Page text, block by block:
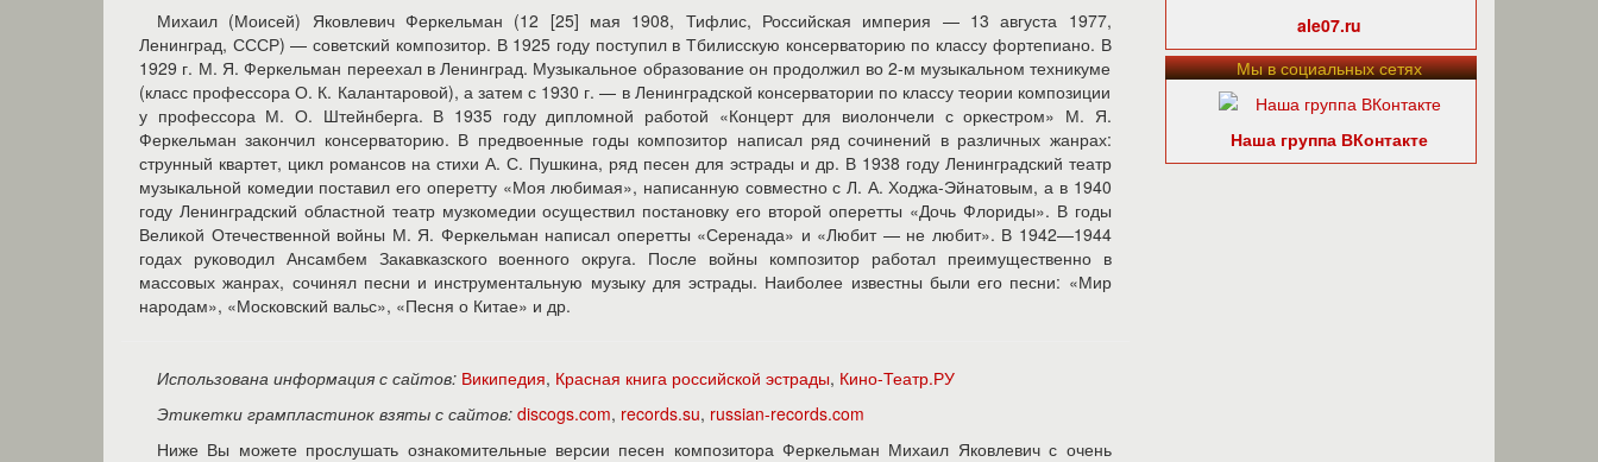
Михаил (Моисей) Яковлевич Феркельман (12 [25] мая 1908, Тифлис, Российская империя — 13 августа 1977,
Ленинград, СССР) — советский композитор. В 1925 году поступил в Тбилисскую консерваторию по классу фортепиано. В
1929 г. М. Я. Феркельман переехал в Ленинград. Музыкальное образование он продолжил во 2-м музыкальном техникуме
(класс профессора О. К. Калантаровой), а затем с 1930 г. — в Ленинградской консерватории по классу теории композиции
у профессора М. О. Штейнберга. В 1935 году дипломной работой «Концерт для виолончели с оркестром» М. Я.
Феркельман закончил консерваторию. В предвоенные годы композитор написал ряд сочинений в различных жанрах:
струнный квартет, цикл романсов на стихи А. С. Пушкина, ряд песен для эстрады и др. В 1938 году Ленинградский театр
музыкальной комедии поставил его оперетту «Моя любимая», написанную совместно с Л. А. Ходжа-Эйнатовым, а в 1940
году Ленинградский областной театр музкомедии осуществил постановку его второй оперетты «Дочь Флориды». В годы
Великой Отечественной войны М. Я. Феркельман написал оперетты «Серенада» и «Любит — не любит». В 1942—1944
годах руководил Ансамбем Закавказского военного округа. После войны композитор работал преимущественно в
массовых жанрах, сочинял песни и инструментальную музыку для эстрады. Наиболее известны были его песни: «Мир
народам», «Московский вальс», «Песня о Китае» и др.
Использована информация с сайтов: Википедия, Красная книга российской эстрады, Кино-Театр.РУ
Этикетки грампластинок взяты с сайтов: discogs.com, records.su, russian-records.com
Ниже Вы можете прослушать ознакомительные версии песен композитора Феркельман Михаил Яковлевич с очень
ale07.ru
Мы в социальных сетях
Наша группа ВКонтакте